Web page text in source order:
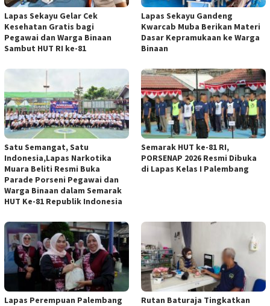
Lapas Sekayu Gelar Cek
Kesehatan Gratis bagi
Pegawai dan Warga Binaan
Sambut HUT RI ke-81
Lapas Sekayu Gandeng
Kwarcab Muba Berikan Materi
Dasar Kepramukaan ke Warga
Binaan
Satu Semangat, Satu
Indonesia,Lapas Narkotika
Muara Beliti Resmi Buka
Parade Porseni Pegawai dan
Warga Binaan dalam Semarak
HUT Ke-81 Republik Indonesia
Semarak HUT ke-81 RI,
PORSENAP 2026 Resmi Dibuka
di Lapas Kelas I Palembang
Lapas Perempuan Palembang
Rutan Baturaja Tingkatkan